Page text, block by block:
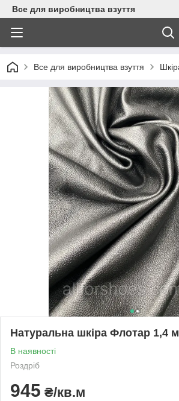
Все для виробництва взуття
Все для виробництва взуття
Натуральна шкіра Флотар 1,4
В наявності
Роздріб
945 ₴/кв.м